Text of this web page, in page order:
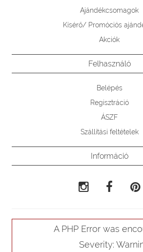
Ajándékcsomagok
Kísérő/ Promóciós
Akciók
Felhasználó
Belépés
Regisztráció
ÁSZF
Szállítási feltételek
Információ
A PHP Error was
Severity: